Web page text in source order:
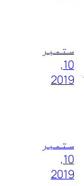
ستمبر
10,
2019
ستمبر
10,
2019